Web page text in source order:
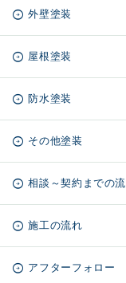
外壁塗装
屋根塗装
防水塗装
その他塗装
相談～契約までの
施工の流れ
アフターフォロー